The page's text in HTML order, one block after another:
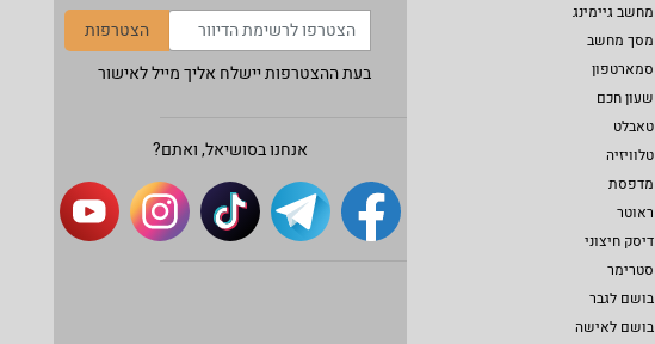
מחשב גיימינג
מסך מחשב
סמארטפון
שעון חכם
טאבלט
טלוויזיה
מדפסת
ראוטר
דיסק חיצוני
סטרימר
בושם לגבר
בושם לאישה
הצטרפות
בעת ההצטרפות יישלח אליך מייל לאישור
אנחנו בסושיאל, ואתם?